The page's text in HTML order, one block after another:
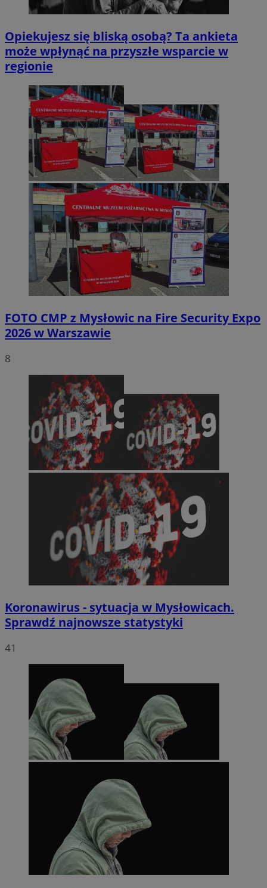
Opiekujesz się bliską osobą? Ta ankieta
może wpłynąć na przyszłe wsparcie w
regionie
FOTO CMP z Mysłowic na Fire Security Expo
2026 w Warszawie
8
Koronawirus - sytuacja w Mysłowicach.
Sprawdź najnowsze statystyki
41